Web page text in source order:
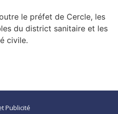
le préfet de Cercle, les
du district sanitaire et les
civile.
Publicité